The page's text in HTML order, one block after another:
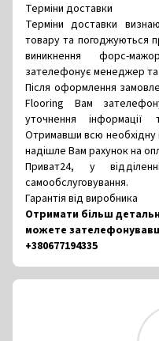
Терміни доставки
Терміни доставки
товару та погоджуються
виникнення форс-
зателефонує менеджер
Після оформлення
Flooring Вам
уточнення інформації
Отримавши всю
надішле Вам рахунок на
Приват24, у
самообслуговування.
Гарантія від виробника
Отримати більш
можете
+380677194335